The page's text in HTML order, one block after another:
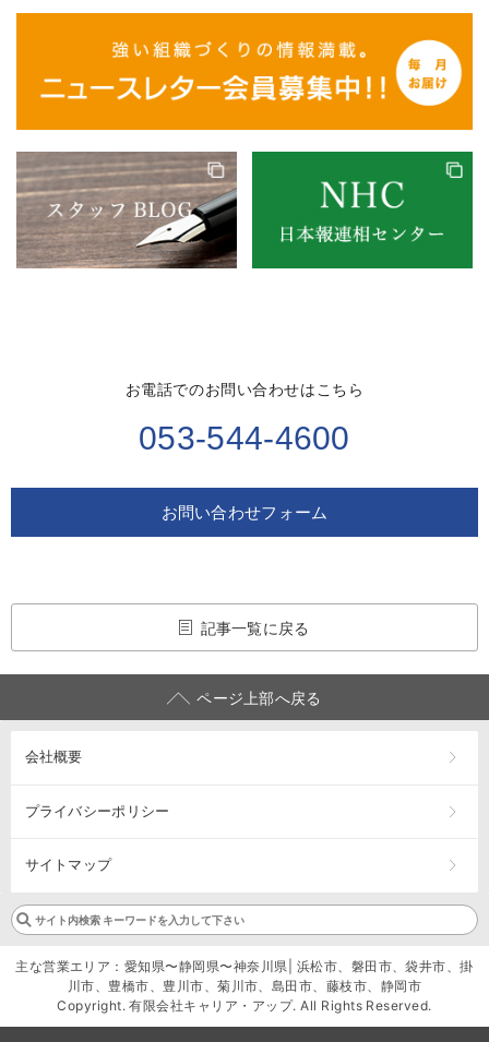
お電話でのお問い合わせはこちら
053-544-4600
お問い合わせフォーム
記事一覧に戻る
ページ上部へ戻る
会社概要
プライバシーポリシー
サイトマップ
主な営業エリア：愛知県〜静岡県〜神奈川県| 浜松市、磐田市、袋井市、掛
川市、豊橋市、豊川市、菊川市、島田市、藤枝市、静岡市
Copyright. 有限会社キャリア・アップ. All Rights Reserved.